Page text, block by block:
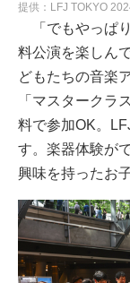
提供：LFJ TOKYO
「でもやっぱ
料公演を楽しん
どもたちの音楽
「マスタークラ
料で参加OK。
す。楽器体験が
興味を持ったお